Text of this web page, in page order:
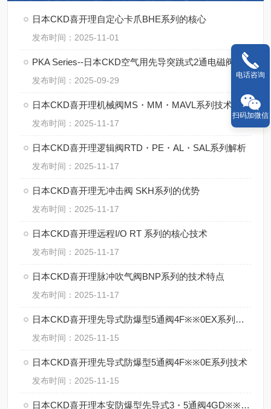
日本CKD喜开理自定心卡爪BHE系列的核心
发布时间：2025-11-01
PKA Series--日本CKD空气用先导突跳式2通电磁阀的操作规范
发布时间：2025-09-29
日本CKD喜开理机械阀MS・MM・MAVL系列技术特点
发布时间：2025-11-17
日本CKD喜开理逻辑阀RTD・PE・AL・SAL系列解析
发布时间：2025-11-17
日本CKD喜开理无冲击阀 SKH系列的优势
发布时间：2025-11-17
日本CKD喜开理远程I/O RT 系列的核心技术
发布时间：2025-11-17
日本CKD喜开理脉冲吹气阀BNP系列的技术特点
发布时间：2025-11-17
日本CKD喜开理先导式防爆型5通阀4F※※0EX系列的特点
发布时间：2025-11-15
日本CKD喜开理先导式防爆型5通阀4F※※0E系列技术
发布时间：2025-11-15
日本CKD喜开理本安防爆型先导式3・5通阀4GD※※0EX・4GE※※0EX系特点
电话咨询
扫码加微信